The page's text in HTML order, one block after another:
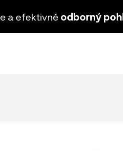
a efektivně odborný